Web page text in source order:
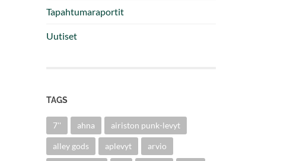
Tapahtumaraportit
Uutiset
TAGS
7'' ahna airiston punk-levyt
alley gods aplevyt arvio